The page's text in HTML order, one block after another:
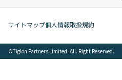
サイトマップ個人情報取扱規約
©︎Tiglon Partners Limited. All. Right Reserved.